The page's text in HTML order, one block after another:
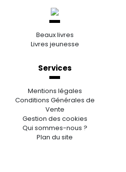
Beaux livres
Livres jeunesse
Services
Mentions légales
Conditions Générales de
Vente
Gestion des cookies
Qui sommes-nous ?
Plan du site